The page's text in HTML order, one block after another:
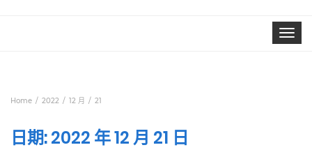
Toggle
Home 2022 12 月 21
日期:2022 年 12 月 21 日